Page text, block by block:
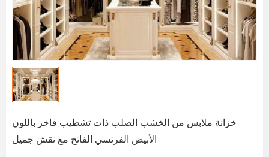
خزانة ملابس من الخشب الصلب ذات تشطيب فاخر باللون
الأبيض الفرنسي الفاتح مع نقش جميل